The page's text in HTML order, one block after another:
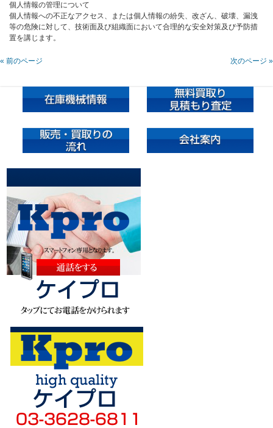
個人情報の管理について
個人情報への不正なアクセス、または個人情報の紛失、改ざん、破壊、漏洩
等の危険に対して、技術面及び組織面において合理的な安全対策及び予防措
置を講じます。
« 前のページ 次のページ »